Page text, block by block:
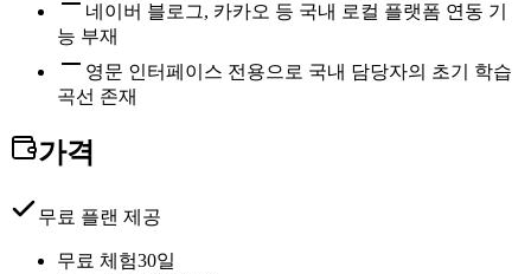
네이버 블로그, 카카오 등 국내 로컬 플랫폼 연동 기
능 부재
영문 인터페이스 전용으로 국내 담당자의 초기 학습
곡선 존재
가격
무료 플랜 제공
무료 체험30일